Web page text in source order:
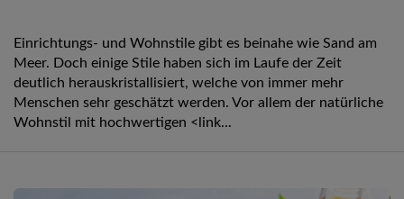
Einrichtungs- und Wohnstile gibt es beinahe wie Sand am
Meer. Doch einige Stile haben sich im Laufe der Zeit
deutlich herauskristallisiert, welche von immer mehr
Menschen sehr geschätzt werden. Vor allem der natürliche
Wohnstil mit hochwertigen <link...